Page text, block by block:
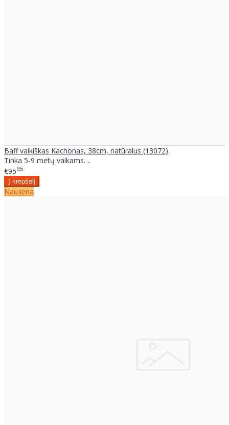
Baff vaikiškas Kachonas, 38cm, natūralus (13072)
Tinka 5-9 metų vaikams. ..
€9595
Naujiena